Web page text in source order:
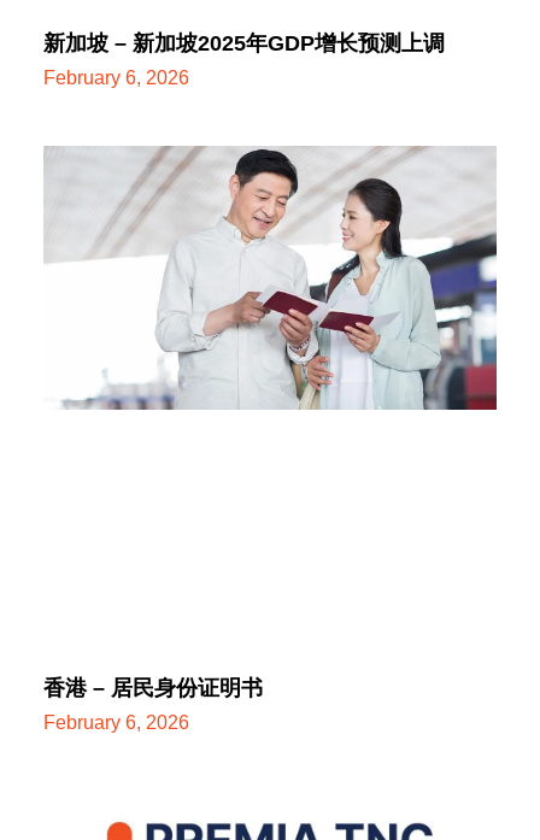
新加坡 – 新加坡2025年GDP增长预测上调
February 6, 2026
香港 – 居民身份证明书
February 6, 2026